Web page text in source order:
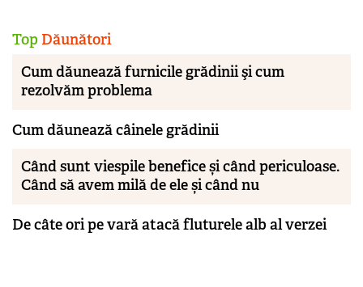
Top Dăunători
Cum dăunează furnicile grădinii şi cum
rezolvăm problema
Cum dăunează câinele grădinii
Când sunt viespile benefice și când periculoase.
Când să avem milă de ele și când nu
De câte ori pe vară atacă fluturele alb al verzei